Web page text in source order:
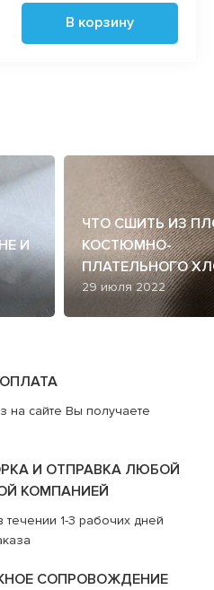
В корзину
И
ЧТО СШИТЬ ИЗ
КОСТЮМНО-
ПЛАТЕЛЬНОГО
29 июля 2022
на сайте Вы получаете
И ОТПРАВКА ЛЮБОЙ
КОМПАНИЕЙ
течении 1-3 рабочих дней
СОПРОВОЖДЕНИЕ